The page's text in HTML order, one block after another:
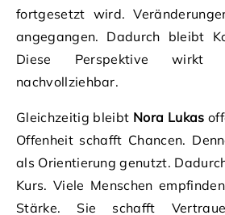
fortgesetzt wird.
angegangen. Dadurch bleibt
Diese Perspektive wirkt
nachvollziehbar.
Gleichzeitig bleibt Nora Lukas
Offenheit schafft Chancen.
als Orientierung genutzt.
Kurs. Viele Menschen
Stärke. Sie schafft